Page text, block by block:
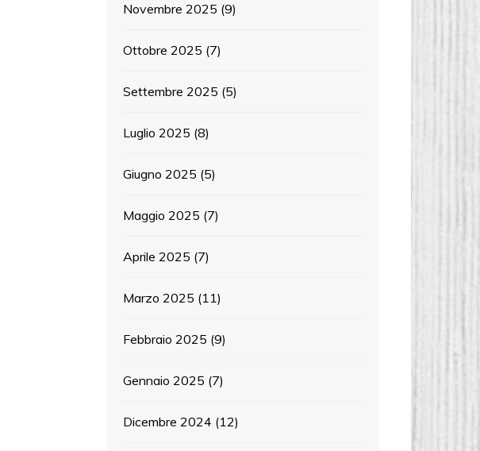
Novembre 2025 (9)
Ottobre 2025 (7)
Settembre 2025 (5)
Luglio 2025 (8)
Giugno 2025 (5)
Maggio 2025 (7)
Aprile 2025 (7)
Marzo 2025 (11)
Febbraio 2025 (9)
Gennaio 2025 (7)
Dicembre 2024 (12)